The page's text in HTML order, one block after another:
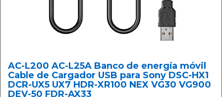
AC-L200 AC-L25A Banco de energía móvil
Cable de Cargador USB para Sony DSC-HX1
DCR-UX5 UX7 HDR-XR100 NEX VG30 VG900
DEV-50 FDR-AX33